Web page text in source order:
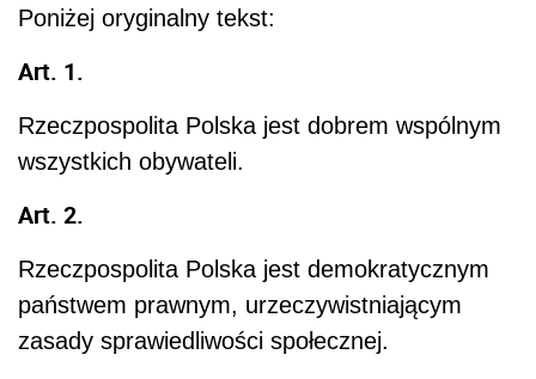
Poniżej oryginalny tekst:
Art. 1.
Rzeczpospolita Polska jest dobrem wspólnym
wszystkich obywateli.
Art. 2.
Rzeczpospolita Polska jest demokratycznym
państwem prawnym, urzeczywistniającym
zasady sprawiedliwości społecznej.